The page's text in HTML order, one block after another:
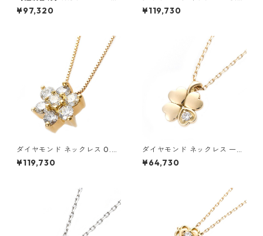
ルド 天然ダイヤネックレス ダ
イヤモンドペンダント/ネック
¥97,320
t K18 ホワイトゴールド 0.3カ
ラット 花 フラワーモチーフ ペ
¥119,730
ダイヤモンド ネックレス 0.3c
t K18 イエローゴールド 0.3カ
ラット 花 フラワーモチーフ ペ
¥119,730
ダイヤモンド ネックレス 一粒
0.014ct K18 イエローゴール
ド 四葉 クローバーモチーフ ペ
¥64,730